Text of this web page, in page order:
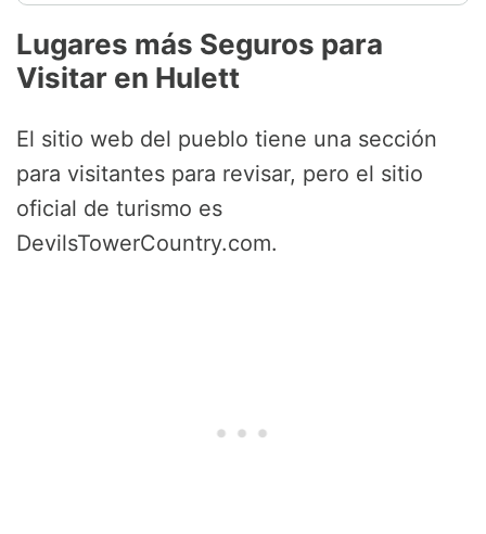
Lugares más Seguros para
Visitar en Hulett
El sitio web del pueblo tiene una sección
para visitantes para revisar, pero el sitio
oficial de turismo es
DevilsTowerCountry.com.